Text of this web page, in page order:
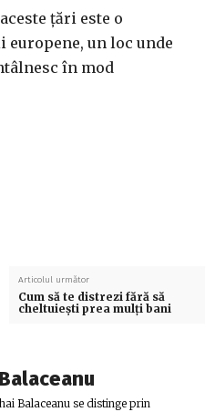
țări este o
un loc unde
în mod
Articolul următor
Cum să te distrezi fără să
cheltuiești prea mulți bani
Balaceanu se distinge prin